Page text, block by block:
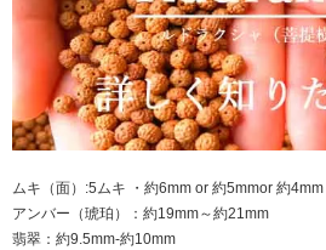
ムキ（面）:5ムキ ・約6mm or 約5mmor 約4mm
アンバー（琥珀）：約19mm～約21mm
翡翠：約9.5mm-約10mm